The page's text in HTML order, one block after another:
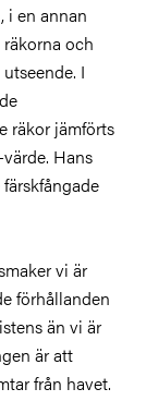
i en annan
och
I
räkor jämförts
Hans
vi är
förhållanden
än vi är
är att
från havet.